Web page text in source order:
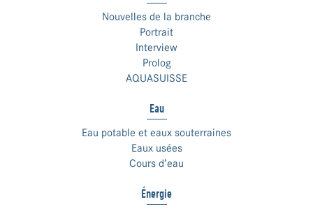
Nouvelles de la branche
Portrait
Interview
Prolog
AQUASUISSE
Eau
Eau potable et eaux souterraines
Eaux usées
Cours d’eau
Énergie